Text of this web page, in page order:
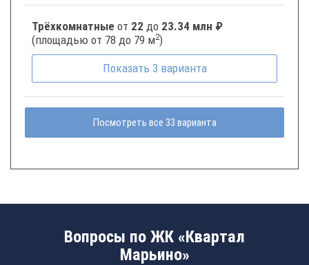
Трёхкомнатные от 22 до 23.34 млн ₽
(площадью от 78 до 79 м2)
Показать 3 варианта
Посмотреть все 33 варианта
Вопросы по ЖК «Квартал
Марьино»